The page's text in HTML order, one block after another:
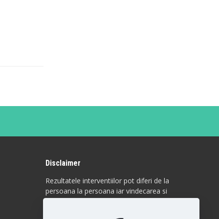
Disclaimer
Rezultatele interventiilor pot diferi de la
persoana la persoana iar vindecarea si
raspunsul la anumite proceduri sunt